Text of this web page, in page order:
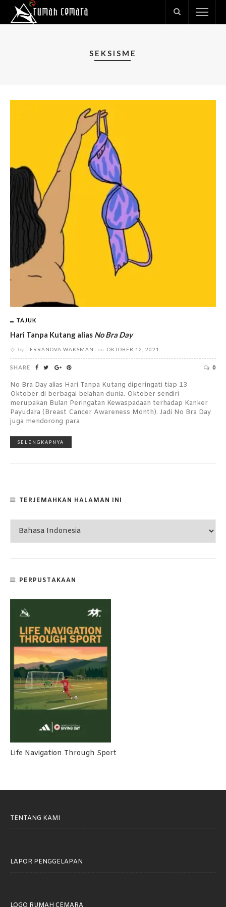
SEKSISME
TAJUK
Hari Tanpa Kutang alias No Bra Day
by TERRANOVA WAKSMAN on OKTOBER 12, 2021
SHARE 0
No Bra Day alias Hari Tanpa Kutang diperingati tiap 13
Oktober di berbagai belahan dunia. Oktober sendiri
merupakan Bulan Peringatan Kewaspadaan terhadap Kanker
Payudara (Breast Cancer Awareness Month). Jadi No Bra Day
juga mendorong para
SELENGKAPNYA
TERJEMAHKAN HALAMAN INI
PERPUSTAKAAN
Life Navigation Through Sport
TENTANG KAMI
LAPOR PENGGELAPAN